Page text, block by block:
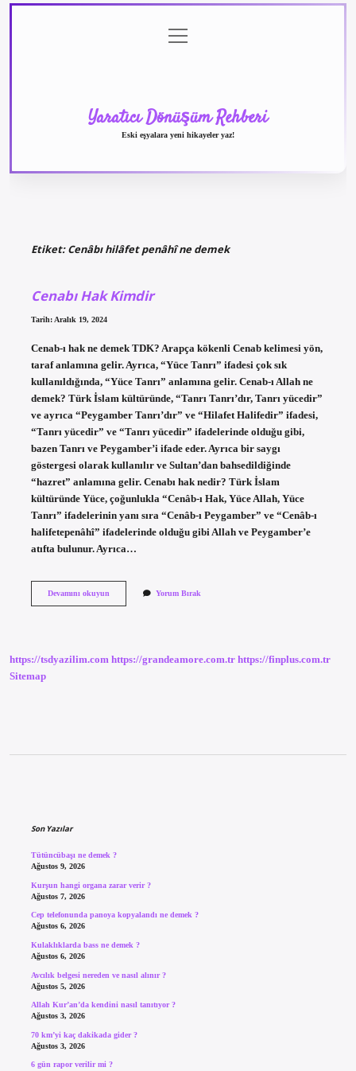
menüyü
aç
Yaratıcı Dönüşüm Rehberi
Eski eşyalara yeni hikayeler yaz!
Etiket:Cenâbı hilâfet penâhî ne demek
Cenabı Hak Kimdir
Tarih: Aralık 19, 2024
Cenab-ı hak ne demek TDK? Arapça kökenli Cenab kelimesi yön,
taraf anlamına gelir. Ayrıca, “Yüce Tanrı” ifadesi çok sık
kullanıldığında, “Yüce Tanrı” anlamına gelir. Cenab-ı Allah ne
demek? Türk İslam kültüründe, “Tanrı Tanrı’dır, Tanrı yücedir”
ve ayrıca “Peygamber Tanrı’dır” ve “Hilafet Halifedir” ifadesi,
“Tanrı yücedir” ve “Tanrı yücedir” ifadelerinde olduğu gibi,
bazen Tanrı ve Peygamber’i ifade eder. Ayrıca bir saygı
göstergesi olarak kullanılır ve Sultan’dan bahsedildiğinde
“hazret” anlamına gelir. Cenabı hak nedir? Türk İslam
kültüründe Yüce, çoğunlukla “Cenâb-ı Hak, Yüce Allah, Yüce
Tanrı” ifadelerinin yanı sıra “Cenâb-ı Peygamber” ve “Cenâb-ı
halifetepenâhî” ifadelerinde olduğu gibi Allah ve Peygamber’e
atıfta bulunur. Ayrıca…
Devamını okuyunCenabı
Yorum Bırak
https://tsdyazilim.com https://grandeamore.com.tr https://finplus.com.tr
Sitemap
Son Yazılar
Tütüncübaşı ne demek ?
Ağustos 9, 2026
Kurşun hangi organa zarar verir ?
Ağustos 7, 2026
Cep telefonunda panoya kopyalandı ne demek ?
Ağustos 6, 2026
Kulaklıklarda bass ne demek ?
Ağustos 6, 2026
Avcılık belgesi nereden ve nasıl alınır ?
Ağustos 5, 2026
Allah Kur’an’da kendini nasıl tanıtıyor ?
Ağustos 3, 2026
70 km’yi kaç dakikada gider ?
Ağustos 3, 2026
6 gün rapor verilir mi ?